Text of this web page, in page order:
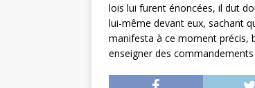
lois lui furent énoncées, il dut
lui-même devant eux, sachant
manifesta à ce moment précis,
enseigner des